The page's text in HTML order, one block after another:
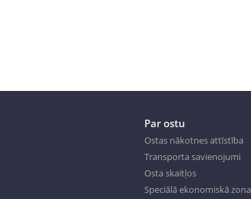
Par ostu
Ostas nākotnes attīstība
Transporta savienojumi
Osta skaitļos
Speciālā ekonomiskā zona